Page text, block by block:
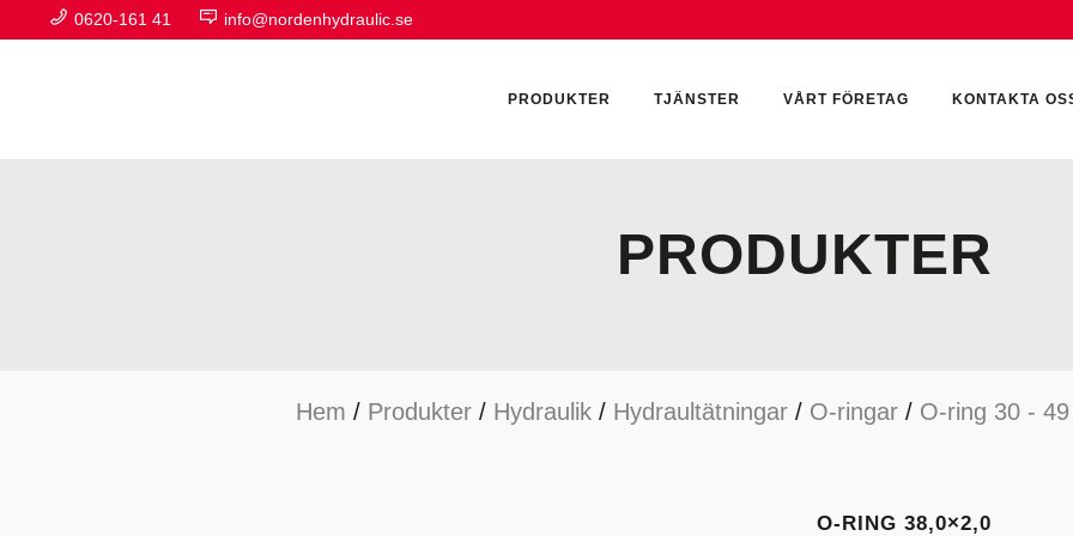
0620-161 41 info@nordenhydraulic.se
PRODUKTER
HYDRAULIKTILLBEHÖR HYDRAULMOTORER
TJÄNSTER VÅRT FÖRETAG KONTAKTA
PRODUKTER
Hem / Produkter / Hydraulik / Hydraultätningar / O-ringar / O-ring 30 -
O-RING 38,0×2,0